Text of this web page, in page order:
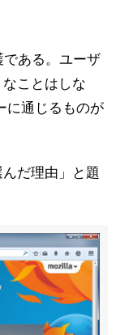
ある。ユーザ
ことはしな
に通じるものが
だ理由」と題